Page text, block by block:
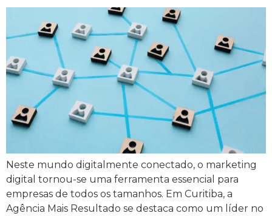
Neste mundo digitalmente conectado, o marketing
digital tornou-se uma ferramenta essencial para
empresas de todos os tamanhos. Em Curitiba, a
Agência Mais Resultado se destaca como um líder no